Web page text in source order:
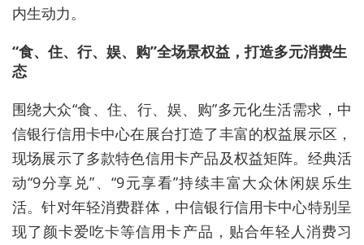
内生动力。
“食、住、行、娱、购”全场景权益，打造多元消费生
态
围绕大众“食、住、行、娱、购”多元化生活需求，中
信银行信用卡中心在展台打造了丰富的权益展示区，
现场展示了多款特色信用卡产品及权益矩阵。经典活
动“9分享兑”、“9元享看”持续丰富大众休闲娱乐生
活。针对年轻消费群体，中信银行信用卡中心特别呈
现了颜卡爱吃卡等信用卡产品，贴合年轻人消费习